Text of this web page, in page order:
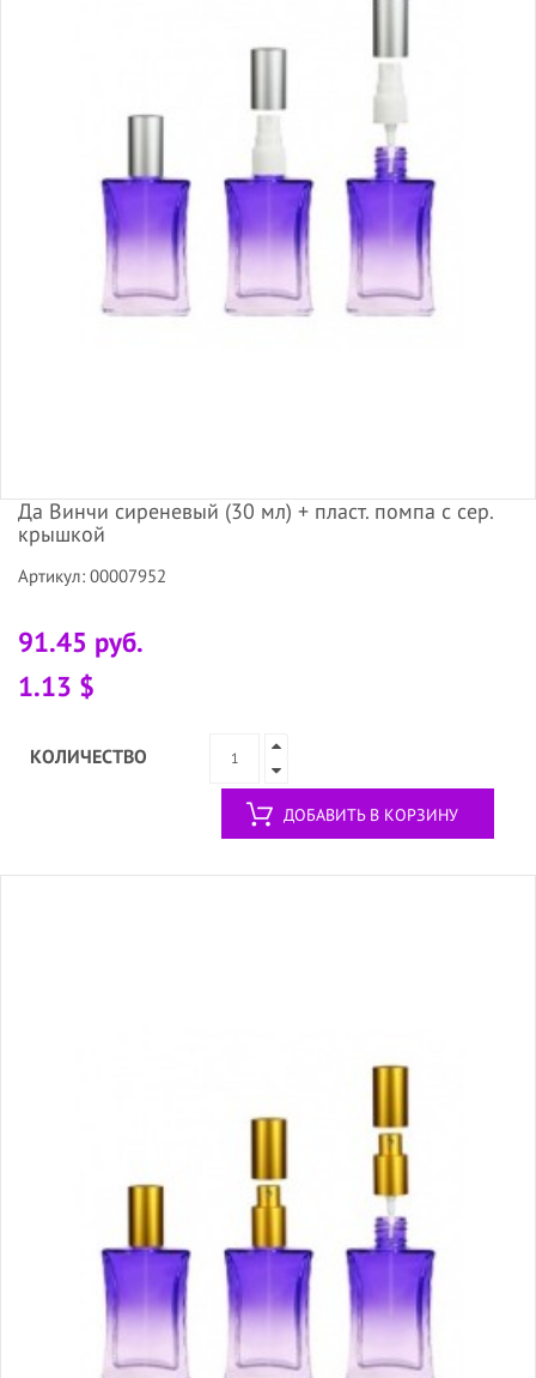
Да Винчи сиреневый (30 мл) + пласт. помпа с сер.
крышкой
Артикул: 00007952
91.45 руб.
1.13 $
КОЛИЧЕСТВО
ДОБАВИТЬ В КОРЗИНУ